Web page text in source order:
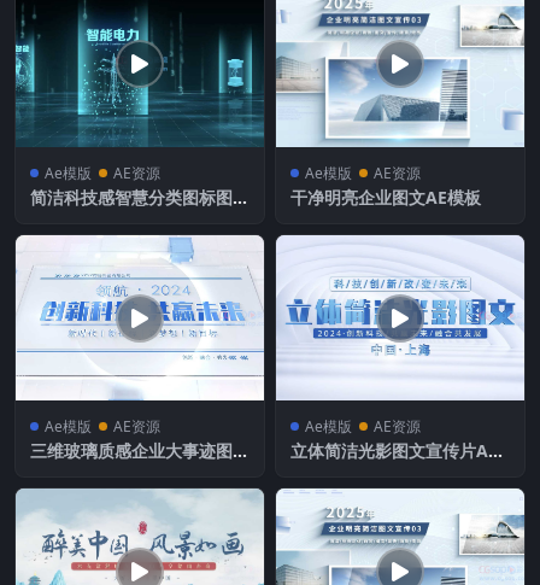
Ae模版 AE资源
简洁科技感智慧分类图标图文
Ae模版 AE资源
干净明亮企业图文AE模板
Ae模版 AE资源
三维玻璃质感企业大事迹图文
Ae模版 AE资源
立体简洁光影图文宣传片AE